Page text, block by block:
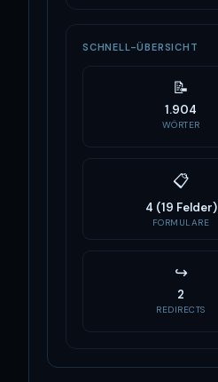
SCHNELL-ÜBERSICHT
📝
1.904
WÖRTER
📋
4 (19 Felder)
FORMULARE
↪
2
REDIRECTS